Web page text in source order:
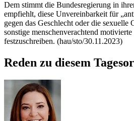
Dem stimmt die Bundesregierung in
empfiehlt, diese Unvereinbarkeit für
gegen das Geschlecht oder die sexuelle
sonstige menschenverachtend
festzuschreiben. (hau/sto/30.11.2023)
Reden zu diesem